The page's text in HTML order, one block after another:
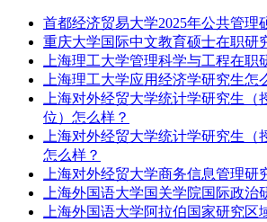
首都经济贸易大学2025年公共管理
重庆大学国际中文教育硕士在职研
上海理工大学管理科学与工程在职
上海理工大学应用经济学研究生怎
上海对外经贸大学统计学研究生（
位）怎么样？
上海对外经贸大学统计学研究生（
怎么样？
上海对外经贸大学商务信息管理研
上海外国语大学国关学院国际政治
上海外国语大学阿拉伯国家研究区